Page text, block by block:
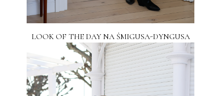
LOOK OF THE DAY NA ŚMIGUSA-DYNGUSA